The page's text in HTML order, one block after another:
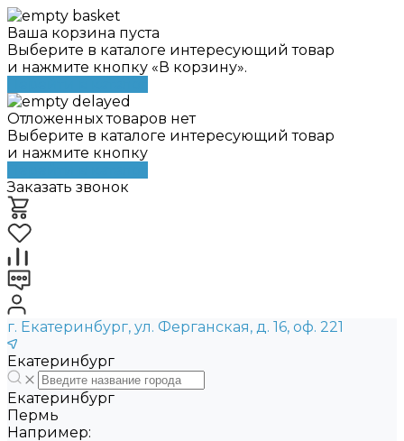
Ваша корзина пуста
Выберите в каталоге интересующий товар
и нажмите кнопку «В корзину».
Отложенных товаров нет
Выберите в каталоге интересующий товар
и нажмите кнопку
Заказать звонок
г. Екатеринбург, ул. Ферганская, д. 16, оф. 221
Екатеринбург
Екатеринбург
Пермь
Например: